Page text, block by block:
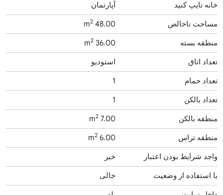
خانه تایپ کنید آپارتمان
مساحت ناخالص 48.00 m
2
منطقه بسته 36.00 m
2
تعداد اتاق استودیو
تعداد حمام 1
تعداد بالکن 1
منطقه بالکن 7.00 m
2
منطقه تراس 6.00 m
2
واجد شرایط بودن اعتبار خیر
با استفاده از وضعیت خالی